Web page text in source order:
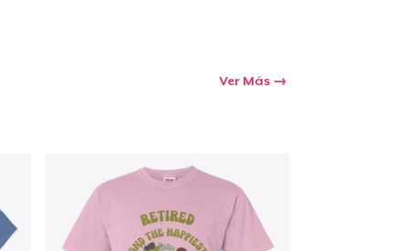
Ver Más